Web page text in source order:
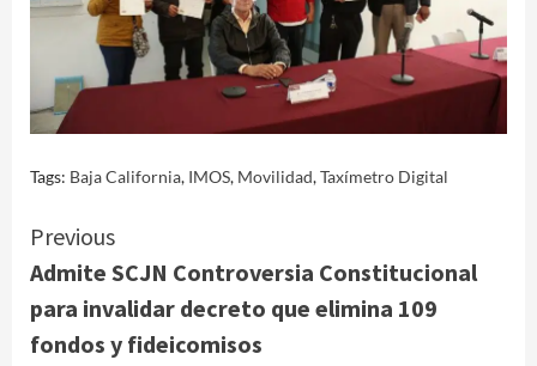
Tags: Baja California, IMOS, Movilidad,Taxímetro Digital
Continue
Reading
Previous
Admite SCJN Controversia Constitucional
para invalidar decreto que elimina 109
fondos y fideicomisos